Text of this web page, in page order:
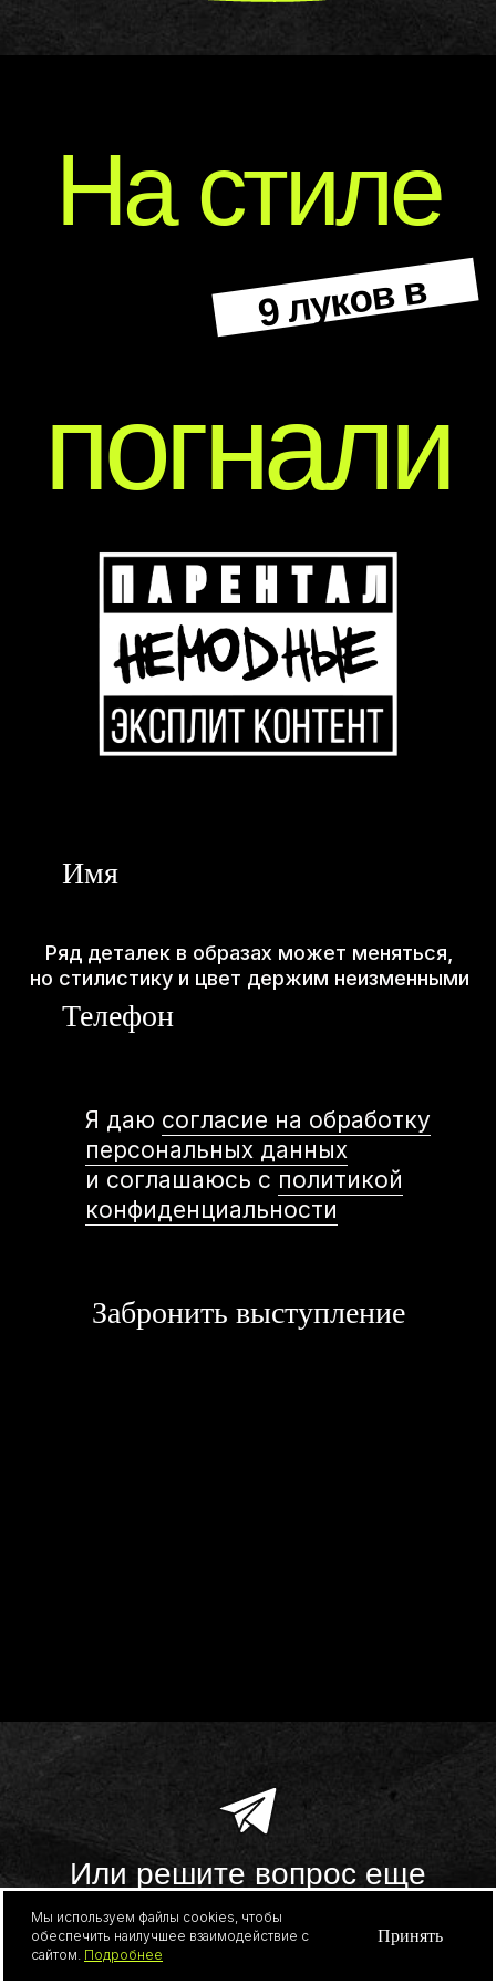
Илья и Марк
МСК
Репертуар
Райдеры
Агентствам
брендированная
продукция
Контакты
+7 (952) 397
30 99
*Компания Meta запрещена на территории РФ
Разработка сайта
Мы используем файлы cookies, чтобы
обеспечить наилучшее взаимодействие с
сайтом. Подробнее
Принять